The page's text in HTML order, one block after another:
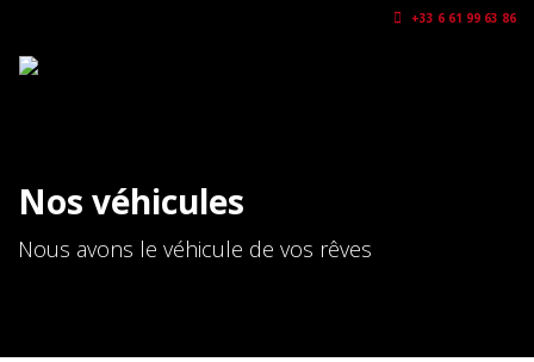
+33 6 61 99 63 86
Nos véhicules
Nous avons le véhicule de vos rêves